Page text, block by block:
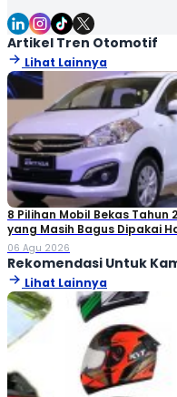
printer took a galley of
specimen book. It has
the leap into electronic
unchanged. It was
Letraset sheets
recently with desktop
including versions of
Artikel Tren Otomotif
Lihat Lainnya
8 Pilihan Mobil Bekas Tahun
yang Masih Bagus Dipakai
2026
06 Agu 2026
Rekomendasi Untuk
Lihat Lainnya